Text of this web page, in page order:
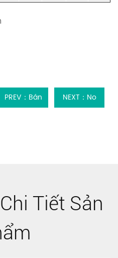
PREV：Bán
CH-02
NEXT：No
Tiết Sản